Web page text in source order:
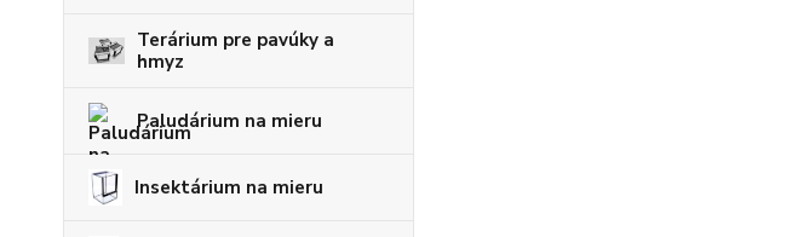
Terárium pre pavúky a
hmyz
Paludárium na mieru
Insektárium na mieru